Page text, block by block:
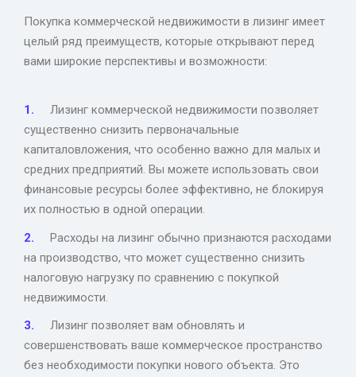
Покупка коммерческой недвижимости в лизинг имеет
целый ряд преимуществ, которые открывают перед
вами широкие перспективы и возможности:
Лизинг коммерческой недвижимости позволяет
существенно снизить первоначальные
капиталовложения, что особенно важно для малых и
средних предприятий. Вы можете использовать свои
финансовые ресурсы более эффективно, не блокируя
их полностью в одной операции.
Расходы на лизинг обычно признаются расходами
на производство, что может существенно снизить
налоговую нагрузку по сравнению с покупкой
недвижимости.
Лизинг позволяет вам обновлять и
совершенствовать ваше коммерческое пространство
без необходимости покупки нового объекта. Это